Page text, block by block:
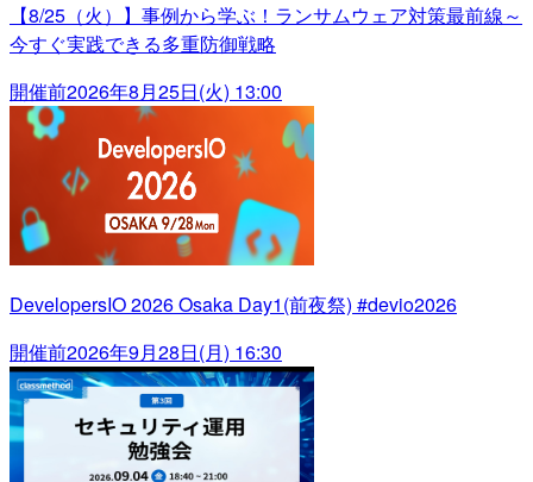
【8/25（火）】事例から学ぶ！ランサムウェア対策最前線～
今すぐ実践できる多重防御戦略
開催前2026年8月25日(火) 13:00
DevelopersIO 2026 Osaka Day1(前夜祭) #devio2026
開催前2026年9月28日(月) 16:30